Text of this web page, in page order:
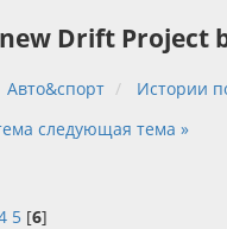
Drift Project
Авто&спорт Истории
следующая тема »
5 [6]